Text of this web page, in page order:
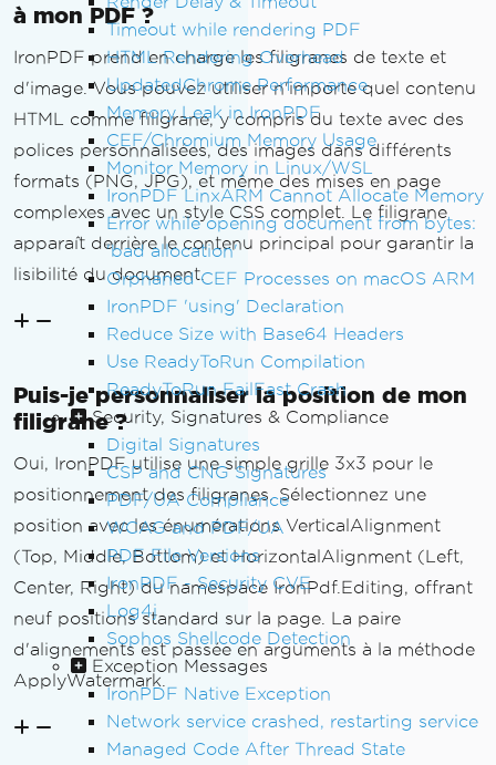
Timeout while rendering PDF
HTML Rendering Overhead
UpdatedChrome Performance
Memory Leak in IronPDF
CEF/Chromium Memory Usage
Monitor Memory in Linux/WSL
IronPDF LinxARM Cannot Allocate Memory
Error while opening document from bytes:
'bad allocation'
Orphaned CEF Processes on macOS ARM
IronPDF 'using' Declaration
Reduce Size with Base64 Headers
Use ReadyToRun Compilation
ReadyToRun FailFast Crash
Security, Signatures & Compliance
Digital Signatures
CSP and CNG Signatures
PDF/UA Compliance
WCAG and PDF/UA
PDF File Versions
IronPDF - Security CVE
Log4j
Sophos Shellcode Detection
Exception Messages
IronPDF Native Exception
Network service crashed, restarting service
Managed Code After Thread State
à mon PDF ?
IronPDF prend en charge les filigranes de texte et
d'image. Vous pouvez utiliser n'importe quel contenu
HTML comme filigrane, y compris du texte avec des
polices personnalisées, des images dans différents
formats (PNG, JPG), et même des mises en page
complexes avec un style CSS complet. Le filigrane
apparaît derrière le contenu principal pour garantir la
lisibilité du document.
Puis-je personnaliser la position de mon
filigrane ?
Oui, IronPDF utilise une simple grille 3x3 pour le
positionnement des filigranes. Sélectionnez une
position avec les énumérations VerticalAlignment
(Top, Middle, Bottom) et HorizontalAlignment (Left,
Center, Right) du namespace IronPdf.Editing, offrant
neuf positions standard sur la page. La paire
d'alignements est passée en arguments à la méthode
ApplyWatermark.